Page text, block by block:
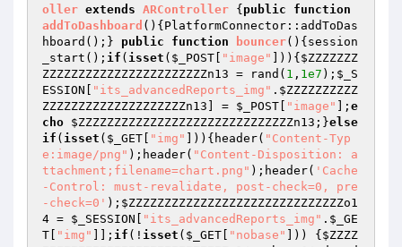
oller extends ARController { public
function
addToDashboard () {PlatformConnector::addToDas
hboard();} public function bouncer() {session
_start(); if ( isset ( $_POST "image" ])){ $ZZZZZZZ
ZZZZZZZZZZZZZZZZZZZZZZZn13 = rand( 1 , 1e7 ); $_S
ESSION
"its_advancedReports_img" . $ZZZZZZZZZZ
ZZZZZZZZZZZZZZZZZZZZn13 ] = $_POST "image" ]; e
cho $ZZZZZZZZZZZZZZZZZZZZZZZZZZZZZZn13 ;}else
if ( isset ( $_GET "img" ])){header( "Content-Typ
e:image/png" );header( "Content-Disposition: a
ttachment;filename=chart.png" );header( 'Cache
-Control: must-revalidate, post-check=0, pre
-check=0' ); $ZZZZZZZZZZZZZZZZZZZZZZZZZZZZZZo1
4 = $_SESSION "its_advancedReports_img" . $_GE
T
"img" ]]; if (! isset ( $_GET "nobase" ])) { $ZZZZ